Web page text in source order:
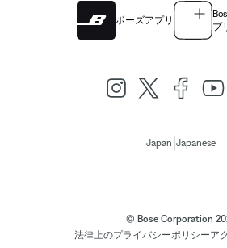
ボーズアプリ
プ
Japan Japanese
© Bose Corporation
法律上のプライバシーポリシーア